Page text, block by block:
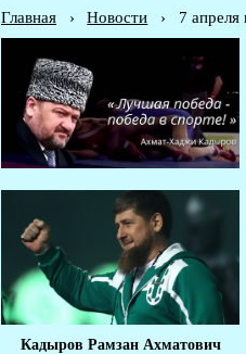
Главная › Новости › 7
Кадыров Рамзан Ахматович